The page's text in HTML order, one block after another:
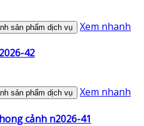
sản phẩm dịch vụ Xem nhanh
42
sản phẩm dịch vụ Xem nhanh
cảnh n2026-41